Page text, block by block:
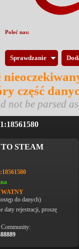
Sprawdzanie
część
not be parsed
STEAM
do danych)
daty rejestracji, proszę
Poleć nas: